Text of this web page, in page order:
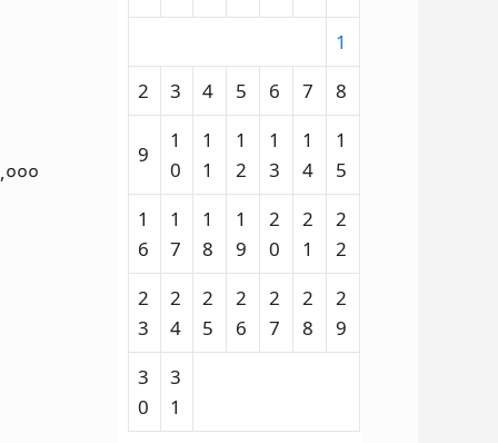
1
2
3 4 5 6 7 8
9
1
0
1
1
1
2
1
3
1
4
1
5
1
6
1
7
1
8
1
9
2
0
2
1
2
2
2
3
2
4
2
5
2
6
2
7
2
8
2
9
3
0
3
1